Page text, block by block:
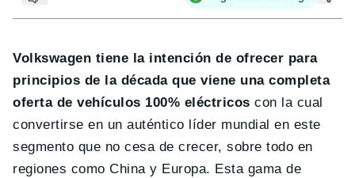
Volkswagen tiene la intención de ofrecer para
principios de la década que viene una completa
oferta de vehículos 100% eléctricos con la cual
convertirse en un auténtico líder mundial en este
segmento que no cesa de crecer, sobre todo en
regiones como China y Europa. Esta gama de